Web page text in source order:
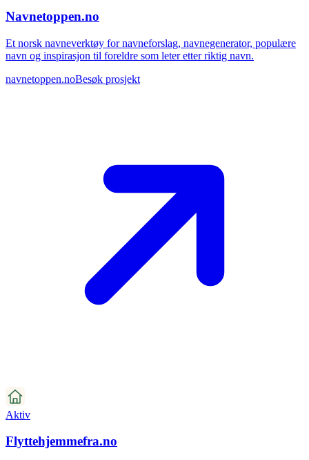
Navnetoppen.no
Et norsk navneverktøy for navneforslag, navnegenerator, populære
navn og inspirasjon til foreldre som leter etter riktig navn.
navnetoppen.noBesøk prosjekt
Aktiv
Flyttehjemmefra.no